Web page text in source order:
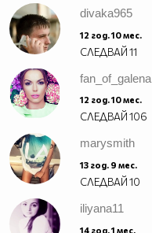
divaka965
12 год. 10 мес.
СЛЕДВАЙ11
fan_of_galena
12 год. 10 мес.
СЛЕДВАЙ106
marysmith
13 год. 9 мес.
СЛЕДВАЙ10
iliyana11
14 год. 1 мес.